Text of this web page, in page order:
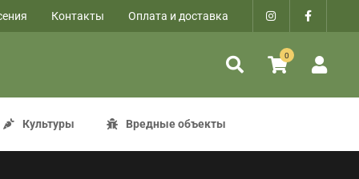
Контакты Оплата и доставка
0
Культуры Вредные объекты